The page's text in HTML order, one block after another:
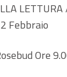
Febbraio
Ore